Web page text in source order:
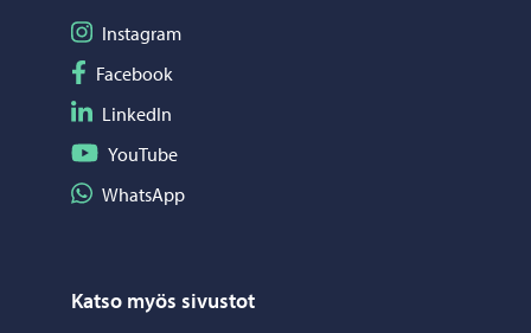
Seuraa Instagram
Instagram
Seuraa Facebook
Facebook
Seuraa LinkedIn
LinkedIn
Seuraa YouTube
YouTube
Jaa WhatsApp
WhatsApp
Katso myös sivustot